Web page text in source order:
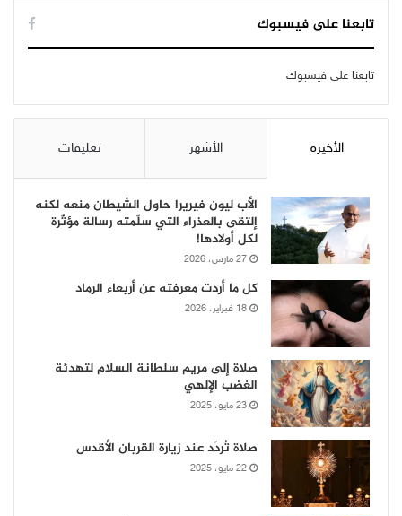
تابعنا على فيسبوك
تابعنا على فيسبوك
الأخيرة الأشهر تعليقات
الأب ليون فيريرا حاول الشيطان منعه لكنه
إلتقى بالعذراء التي سلّمته رسالة مؤثّرة
لكل أولادها!
27 مارس، 2026
كل ما أردت معرفته عن أربعاء الرماد
18 فبراير، 2026
صلاة إلى مريم سلطانة السلام لتهدئة
الغضب الإلهي
23 مايو، 2025
صلاة تُردّد عند زيارة القربان الأقدس
22 مايو، 2025